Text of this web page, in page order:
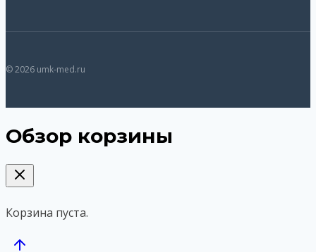
© 2026 umk-med.ru
Обзор корзины
Корзина пуста.